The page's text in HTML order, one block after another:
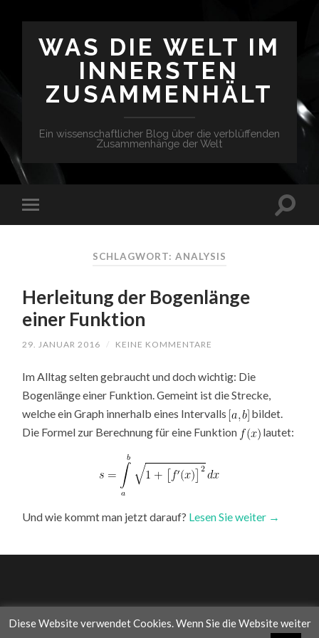
WAS DIE WELT IM
INNERSTEN
ZUSAMMENHÄLT
Ein wissenschaftlicher Blog über die verblüffenden
Zusammenhänge der Welt
SCHLAGWORT: ANALYSIS
Herleitung der Bogenlänge
einer Funktion
29. JANUAR 2016 / KEINE KOMMENTARE
Im Alltag selten gebraucht und doch wichtig: Die
Bogenlänge einer Funktion. Gemeint ist die Strecke,
welche ein Graph innerhalb eines Intervalls
bildet.
Die Formel zur Berechnung für eine Funktion
lautet:
Und wie kommt man jetzt darauf? Lesen Sie weiter →
Diese Website verwendet Cookies. Wenn Sie die Website weiter